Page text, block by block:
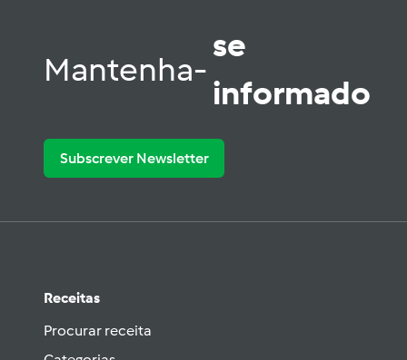
Mantenha-
se
informado
Subscrever Newsletter
Receitas
Procurar receita